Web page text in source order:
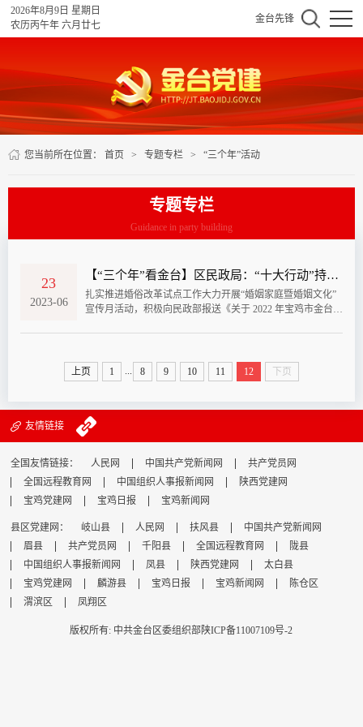
2026年8月9日 星期日
农历丙午年 六月廿七
金台先锋
您当前所在位置： 首页 > 专题专栏 > “三个年”活动
专题专栏
Guidance in party building
23
2023-06
【“三个年”看金台】区民政局：“十大行动”持续彰显民政作为担当
扎实推进婚俗改革试点工作大力开展“婚姻家庭暨婚姻文化”
宣传月活动，积极向民政部报送《关于 2022 年宝鸡市金台区
式；制定“春意盎然·有花有你”踏青联谊会，金鹊桥相亲交友
联谊活动方案、全面筹备终期评估各项工作；制作了《念好
上页 1 8 9 10 11 12 下页
友情链接
全国友情链接： 人民网 中国共产党新闻网
共产党员网
全国远程教育网
中国组织人事报新闻网
陕西党建网
宝鸡党建网
宝鸡日报 宝鸡新闻网
县区党建网： 岐山县 人民网 扶风县
中国共产党新闻网
眉县
共产党员网 千阳县 全国远程教育网
陇县
中国组织人事报新闻网
凤县 陕西党建网
太白县
宝鸡党建网
麟游县 宝鸡日报 宝鸡新闻网
陈仓区
渭滨区
凤翔区
版权所有: 中共金台区委组织部陕ICP备11007109号-2